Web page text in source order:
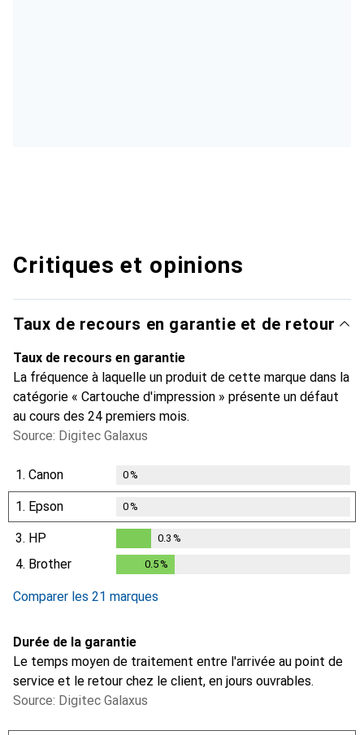
Critiques et opinions
Taux de recours en garantie et de retour
Taux de recours en garantie
La fréquence à laquelle un produit de cette marque dans la
catégorie « Cartouche d'impression » présente un défaut
au cours des 24 premiers mois.
Source: Digitec Galaxus
1. Canon 0%
1. Epson 0%
3. HP
0.3%
0.3 %
4. Brother 0.5%
Comparer les 21 marques
Durée de la garantie
Le temps moyen de traitement entre l'arrivée au point de
service et le retour chez le client, en jours ouvrables.
Source: Digitec Galaxus